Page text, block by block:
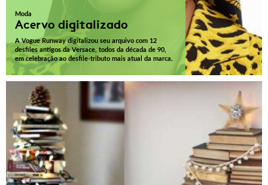
Moda
Acervo digitalizado
A Vogue Runway digitalizou seu arquivo com 12
desfiles antigos da Versace, todos da década de 90,
em celebração ao desfile-tributo mais atual da marca.